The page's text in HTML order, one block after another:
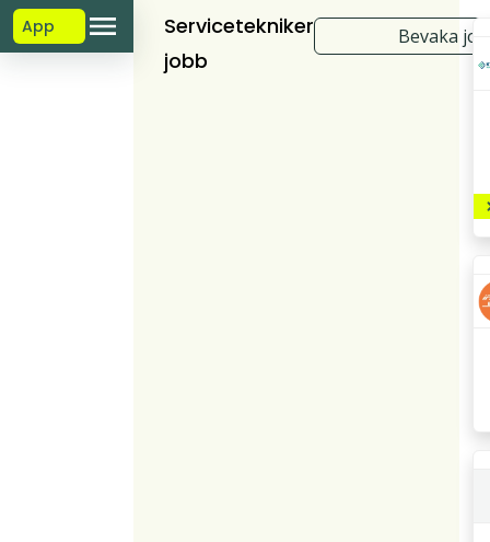
App
Servicetekniker
jobb
Bevaka